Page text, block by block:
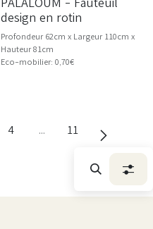
design en rotin
Profondeur 62cm x Largeur 110cm x
Hauteur 81cm
Eco-mobilier: 0,70€
4 … 11